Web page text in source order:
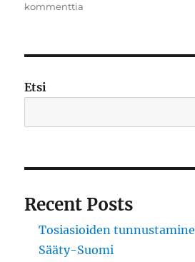
kommenttia
Etsi
Recent Posts
Tosiasioiden
Sääty-Suomi